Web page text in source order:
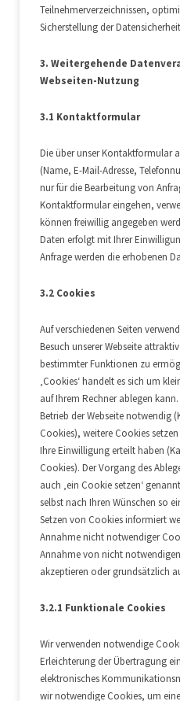
Teilnehmerverzeichnissen,
Sicherstellung der
3. Weitergehende
Webseiten-Nutzung
3.1 Kontaktformular
Die über unser Kontaktformular
(Name, E-Mail-Adresse,
nur für die Bearbeitung von
Kontaktformular eingehen,
können freiwillig angegeben
Daten erfolgt mit Ihrer
Anfrage werden die erhobenen
3.2 Cookies
Auf verschiedenen Seiten
Besuch unserer Webseite
bestimmter Funktionen zu
‚Cookies‘ handelt es sich um
auf Ihrem Rechner ablegen
Betrieb der Webseite notwendig
Cookies), weitere Cookies
Ihre Einwilligung erteilt haben
Cookies). Der Vorgang des
auch ‚ein Cookie setzen‘
selbst nach Ihren Wünschen so
Setzen von Cookies informiert
Annahme nicht notwendiger
Annahme von nicht
akzeptieren oder grundsätzlich
3.2.1 Funktionale Cookies
Wir verwenden notwendige
Erleichterung der Übertragung
elektronisches
wir notwendige Cookies, um